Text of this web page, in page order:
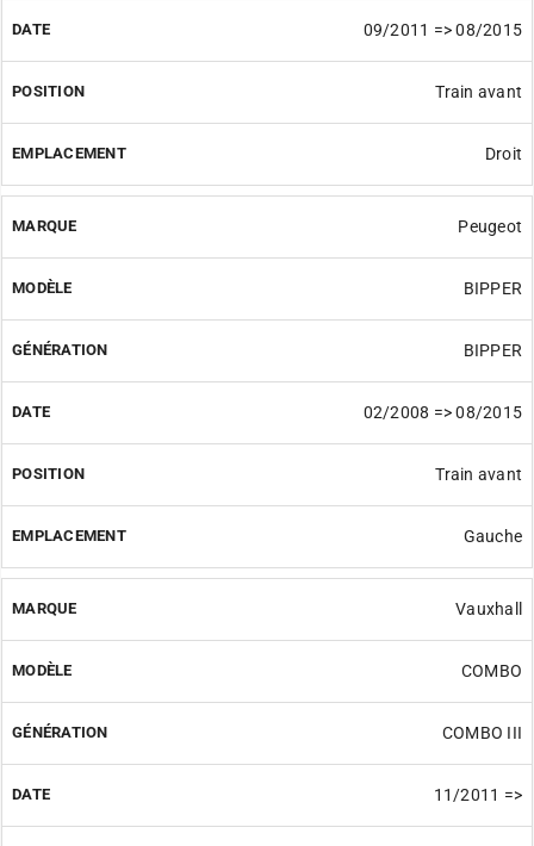
09/2011 => 08/2015
Train avant
Droit
Peugeot
BIPPER
BIPPER
02/2008 => 08/2015
Train avant
Gauche
Vauxhall
COMBO
COMBO III
11/2011 =>